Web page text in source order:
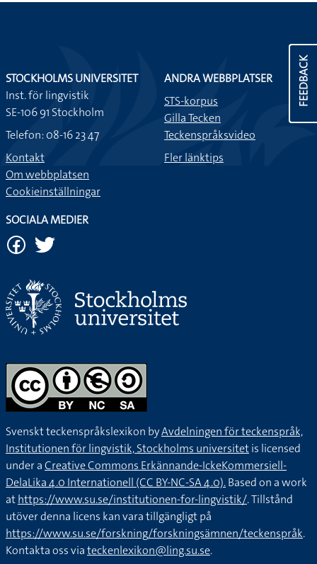
FEEDBACK
STOCKHOLMS UNIVERSITET
Inst. för lingvistik
SE-106 91 Stockholm
Telefon: 08-16 23 47
Kontakt
Om webbplatsen
Cookieinställningar
ANDRA WEBBPLATSER
STS-korpus
Gilla Tecken
Teckenspråksvideo
Fler länktips
SOCIALA MEDIER
Svenskt teckenspråkslexikon byAvdelningen för teckenspråk,
Institutionen för lingvistik, Stockholms universitetis licensed
under aCreative Commons Erkännande-IckeKommersiell-
DelaLika 4.0 Internationell (CC BY-NC-SA 4.0).Based on a work
athttps://www.su.se/institutionen-for-lingvistik/. Tillstånd
utöver denna licens kan vara tillgängligt på
https://www.su.se/forskning/forskningsämnen/teckenspråk.
Kontakta oss viateckenlexikon@ling.su.se.